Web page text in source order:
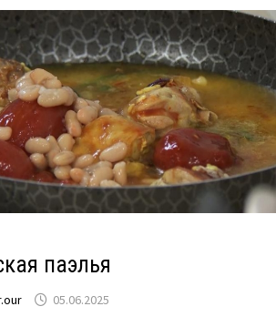
паэлья
05.06.2025